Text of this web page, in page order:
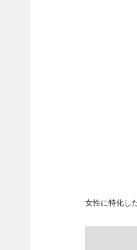
女性に特化し